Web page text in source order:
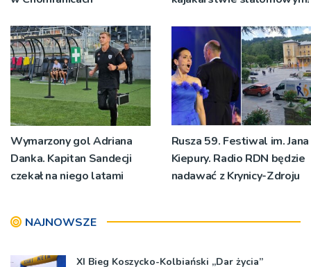
Wymarzony gol Adriana
Danka. Kapitan Sandecji
czekał na niego latami
Rusza 59. Festiwal im. Jana
Kiepury. Radio RDN będzie
nadawać z Krynicy-Zdroju
NAJNOWSZE
XI Bieg Koszycko-Kolbiański „Dar życia”